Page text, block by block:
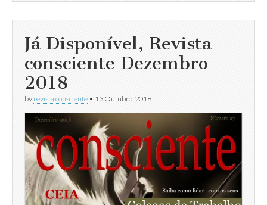
Já Disponível, Revista
consciente Dezembro
2018
by revista consciente • 13 Outubro, 2018